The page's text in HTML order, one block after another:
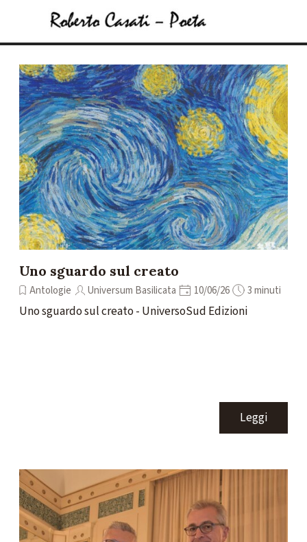
Salta menù
Uno sguardo sul creato
Antologie Universum Basilicata 10/06/26 3 minuti
Uno sguardo sul creato - UniversoSud Edizioni
Leggi